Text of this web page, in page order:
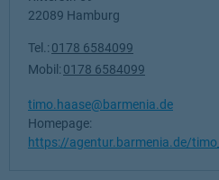
22089 Hamburg
Tel.: 0178 6584099
Mobil: 0178 6584099
timo.haase@barmenia.de
Homepage:
https://agentur.barmenia.de/